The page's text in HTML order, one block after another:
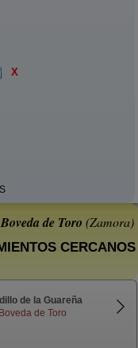
X
de Toro (Zamora)
CERCANOS
de la Guareña
de Toro